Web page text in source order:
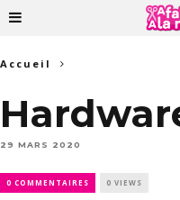
Accueil
29 MARS 2020
0 COMMENTAIRES 0 VIEWS